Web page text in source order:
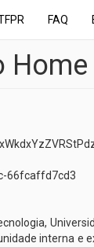
FAQ
66fcaffd7cd3
interna e